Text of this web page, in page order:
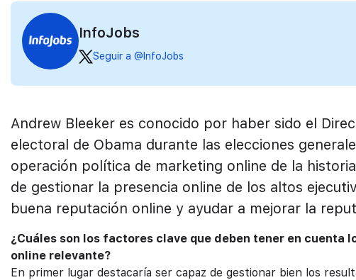
InfoJobs
Seguir a @InfoJobs
Andrew Bleeker es conocido por haber sido el
electoral de Obama durante las elecciones
operación política de marketing online de la
de gestionar la presencia online de los altos
buena reputación online y ayudar a mejorar la
¿Cuáles son los factores clave que deben tener en cuenta
online relevante?
En primer lugar destacaría ser capaz de gestionar bien los